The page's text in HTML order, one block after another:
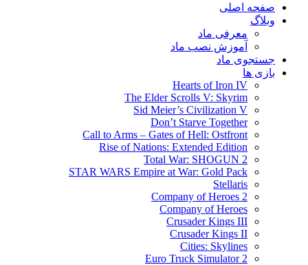
صفحه اصلی
وبلاگ
معرفی ماد
آموزش نصب ماد
جستجوی ماد
بازی ها
Hearts of Iron IV
The Elder Scrolls V: Skyrim
Sid Meier’s Civilization V
Don’t Starve Together
Call to Arms – Gates of Hell: Ostfront
Rise of Nations: Extended Edition
Total War: SHOGUN 2
STAR WARS Empire at War: Gold Pack
Stellaris
Company of Heroes 2
Company of Heroes
Crusader Kings III
Crusader Kings II
Cities: Skylines
Euro Truck Simulator 2